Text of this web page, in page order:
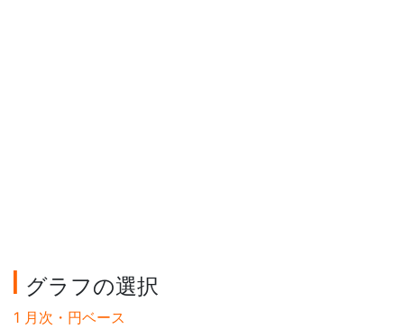
グラフの選択
1 月次・円ベース